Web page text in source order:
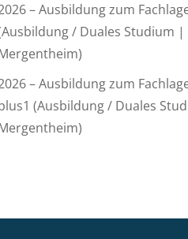
– Ausbildung zum
/ Duales Studium |
– Ausbildung zum
(Ausbildung / Duales